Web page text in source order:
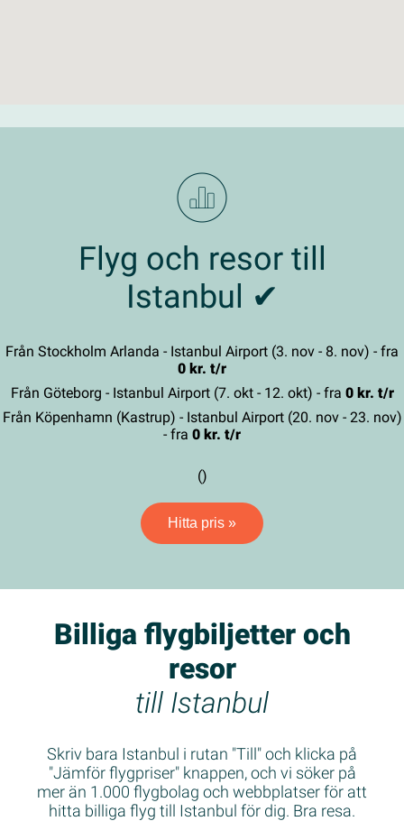
Flyg och resor till
Istanbul ✔
Från Stockholm Arlanda - Istanbul Airport (3. nov - 8. nov) - fra
0 kr. t/r
Från Göteborg - Istanbul Airport (7. okt - 12. okt) - fra 0 kr. t/r
Från Köpenhamn (Kastrup) - Istanbul Airport (20. nov - 23. nov)
- fra 0 kr. t/r
()
Hitta pris »
Billiga flygbiljetter och
resor
till Istanbul
Skriv bara Istanbul i rutan "Till" och klicka på
"Jämför flygpriser" knappen, och vi söker på
mer än 1.000 flygbolag och webbplatser för att
hitta billiga flyg till Istanbul för dig. Bra resa.